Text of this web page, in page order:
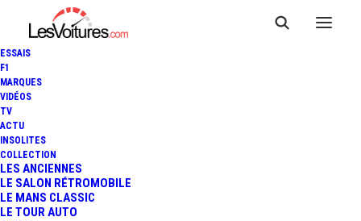
ESSAIS
F1
MARQUES
VIDÉOS
TV
ACTU
INSOLITES
COLLECTION
LES ANCIENNES
LE SALON RÉTROMOBILE
LE MANS CLASSIC
LE TOUR AUTO
PHOTO DE LA FIAT 600D